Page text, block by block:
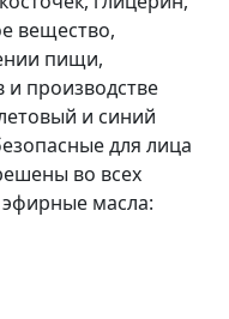
вещество,
пищи,
и производстве
и синий
для лица
во всех
эфирные масла: